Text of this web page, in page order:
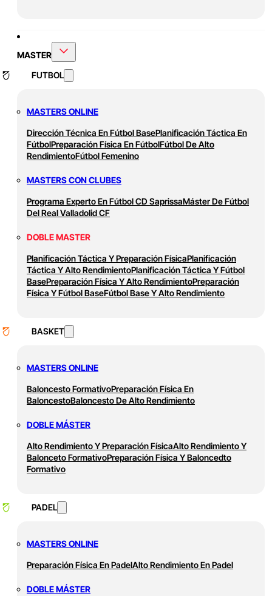
MASTER
FUTBOL
MASTERS ONLINE
Dirección Técnica En Fútbol BasePlanificación Táctica En
FútbolPreparación Física En FútbolFútbol De Alto
RendimientoFútbol Femenino
MASTERS CON CLUBES
Programa Experto En Fútbol CD SaprissaMáster De Fútbol
Del Real Valladolid CF
DOBLE MASTER
Planificación Táctica Y Preparación FísicaPlanificación
Táctica Y Alto RendimientoPlanificación Táctica Y Fútbol
BasePreparación Física Y Alto RendimientoPreparación
Física Y Fútbol BaseFútbol Base Y Alto Rendimiento
BASKET
MASTERS ONLINE
Baloncesto FormativoPreparación Física En
BaloncestoBaloncesto De Alto Rendimiento
DOBLE MÁSTER
Alto Rendimiento Y Preparación FísicaAlto Rendimiento Y
Balonceto FormativoPreparación Física Y Baloncedto
Formativo
PADEL
MASTERS ONLINE
Preparación Física En PadelAlto Rendimiento En Padel
DOBLE MÁSTER